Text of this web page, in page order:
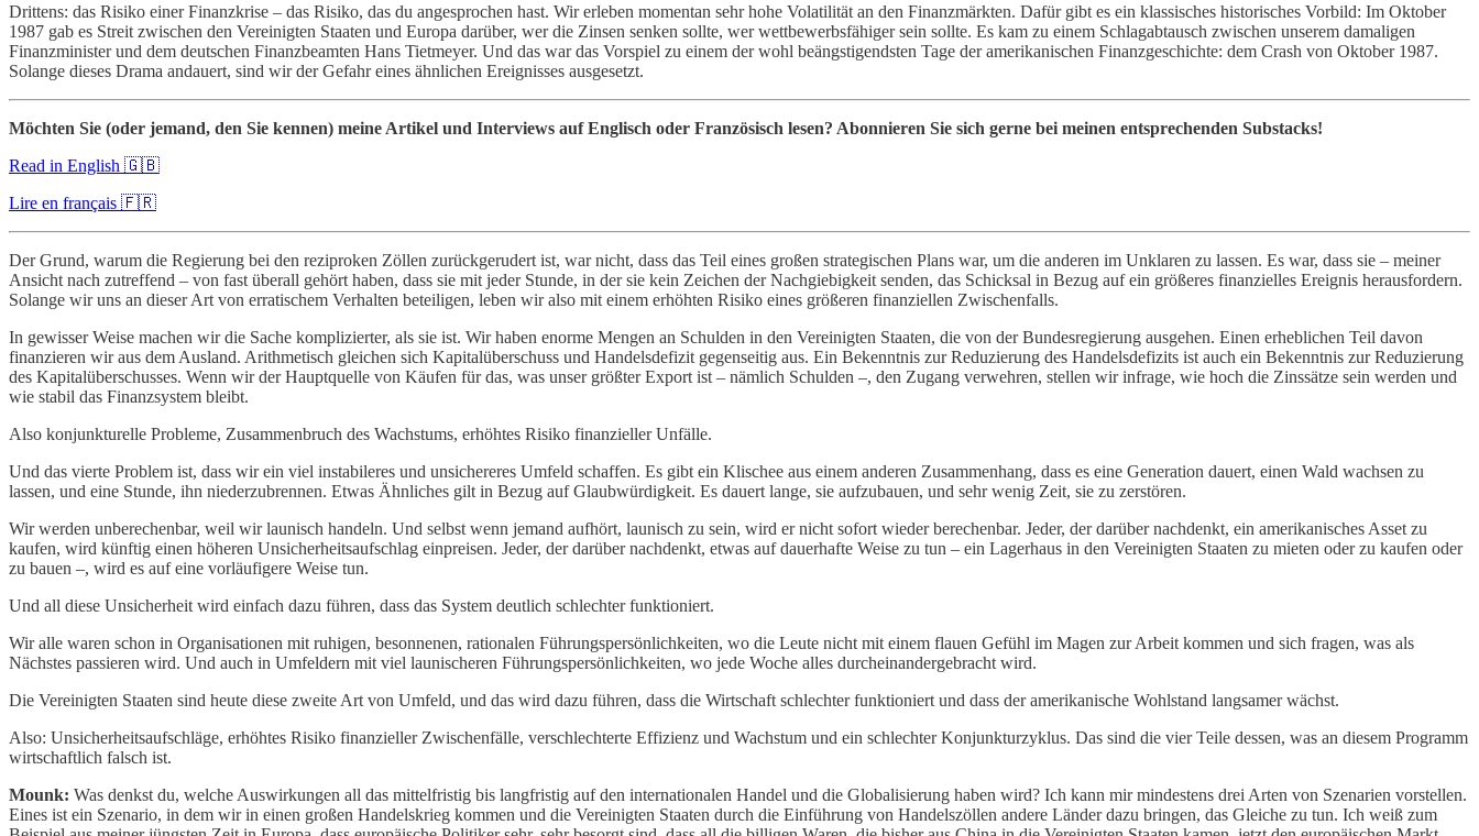
Drittens: das Risiko einer Finanzkrise – das Risiko, das du angesprochen hast. Wir erleben momentan sehr hohe Volatilität an den Finanzmärkten. Dafür gibt es ein klassisches historisches Vorbild: Im Oktober
1987 gab es Streit zwischen den Vereinigten Staaten und Europa darüber, wer die Zinsen senken sollte, wer wettbewerbsfähiger sein sollte. Es kam zu einem Schlagabtausch zwischen unserem damaligen
Finanzminister und dem deutschen Finanzbeamten Hans Tietmeyer. Und das war das Vorspiel zu einem der wohl beängstigendsten Tage der amerikanischen Finanzgeschichte: dem Crash von Oktober 1987.
Solange dieses Drama andauert, sind wir der Gefahr eines ähnlichen Ereignisses ausgesetzt.
Möchten Sie (oder jemand, den Sie kennen) meine Artikel und Interviews auf Englisch oder Französisch lesen? Abonnieren Sie sich gerne bei meinen entsprechenden Substacks!
Read in English 🇬🇧
Lire en français 🇫🇷
Der Grund, warum die Regierung bei den reziproken Zöllen zurückgerudert ist, war nicht, dass das Teil eines großen strategischen Plans war, um die anderen im Unklaren zu lassen. Es war, dass sie – meiner
Ansicht nach zutreffend – von fast überall gehört haben, dass sie mit jeder Stunde, in der sie kein Zeichen der Nachgiebigkeit senden, das Schicksal in Bezug auf ein größeres finanzielles Ereignis herausfordern.
Solange wir uns an dieser Art von erratischem Verhalten beteiligen, leben wir also mit einem erhöhten Risiko eines größeren finanziellen Zwischenfalls.
In gewisser Weise machen wir die Sache komplizierter, als sie ist. Wir haben enorme Mengen an Schulden in den Vereinigten Staaten, die von der Bundesregierung ausgehen. Einen erheblichen Teil davon
finanzieren wir aus dem Ausland. Arithmetisch gleichen sich Kapitalüberschuss und Handelsdefizit gegenseitig aus. Ein Bekenntnis zur Reduzierung des Handelsdefizits ist auch ein Bekenntnis zur Reduzierung
des Kapitalüberschusses. Wenn wir der Hauptquelle von Käufen für das, was unser größter Export ist – nämlich Schulden –, den Zugang verwehren, stellen wir infrage, wie hoch die Zinssätze sein werden und
wie stabil das Finanzsystem bleibt.
Also konjunkturelle Probleme, Zusammenbruch des Wachstums, erhöhtes Risiko finanzieller Unfälle.
Und das vierte Problem ist, dass wir ein viel instabileres und unsichereres Umfeld schaffen. Es gibt ein Klischee aus einem anderen Zusammenhang, dass es eine Generation dauert, einen Wald wachsen zu
lassen, und eine Stunde, ihn niederzubrennen. Etwas Ähnliches gilt in Bezug auf Glaubwürdigkeit. Es dauert lange, sie aufzubauen, und sehr wenig Zeit, sie zu zerstören.
Wir werden unberechenbar, weil wir launisch handeln. Und selbst wenn jemand aufhört, launisch zu sein, wird er nicht sofort wieder berechenbar. Jeder, der darüber nachdenkt, ein amerikanisches Asset zu
kaufen, wird künftig einen höheren Unsicherheitsaufschlag einpreisen. Jeder, der darüber nachdenkt, etwas auf dauerhafte Weise zu tun – ein Lagerhaus in den Vereinigten Staaten zu mieten oder zu kaufen oder
zu bauen –, wird es auf eine vorläufigere Weise tun.
Und all diese Unsicherheit wird einfach dazu führen, dass das System deutlich schlechter funktioniert.
Wir alle waren schon in Organisationen mit ruhigen, besonnenen, rationalen Führungspersönlichkeiten, wo die Leute nicht mit einem flauen Gefühl im Magen zur Arbeit kommen und sich fragen, was als
Nächstes passieren wird. Und auch in Umfeldern mit viel launischeren Führungspersönlichkeiten, wo jede Woche alles durcheinandergebracht wird.
Die Vereinigten Staaten sind heute diese zweite Art von Umfeld, und das wird dazu führen, dass die Wirtschaft schlechter funktioniert und dass der amerikanische Wohlstand langsamer wächst.
Also: Unsicherheitsaufschläge, erhöhtes Risiko finanzieller Zwischenfälle, verschlechterte Effizienz und Wachstum und ein schlechter Konjunkturzyklus. Das sind die vier Teile dessen, was an diesem Programm
wirtschaftlich falsch ist.
Mounk: Was denkst du, welche Auswirkungen all das mittelfristig bis langfristig auf den internationalen Handel und die Globalisierung haben wird? Ich kann mir mindestens drei Arten von Szenarien vorstellen.
Eines ist ein Szenario, in dem wir in einen großen Handelskrieg kommen und die Vereinigten Staaten durch die Einführung von Handelszöllen andere Länder dazu bringen, das Gleiche zu tun. Ich weiß zum